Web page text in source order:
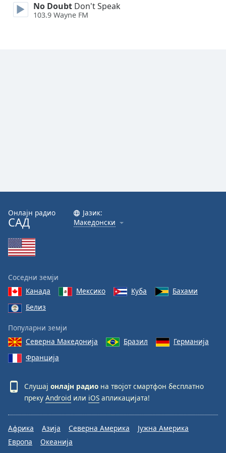
Font
No Doubt Don't Speak
103.9 Wayne FM
Онлајн радио
САД
Јазик:
Македонски
Соседни земји
Канада
Мексико Куба
Бахами
Белиз
Популарни земји
Северна Македонија
Бразил
Германија
Франција
Слушај онлајн радио на твојот смартфон бесплатно
преку Android или iOS апликацијата!
Африка Азија Северна Америка
Јужна Америка
Европа
Океанија